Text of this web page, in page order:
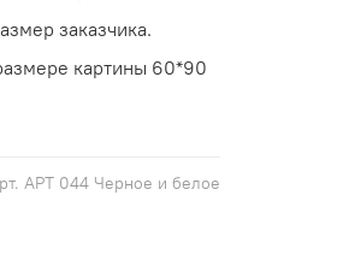
АРТ 044 Черное и белое
заказчика.
картины 60*90